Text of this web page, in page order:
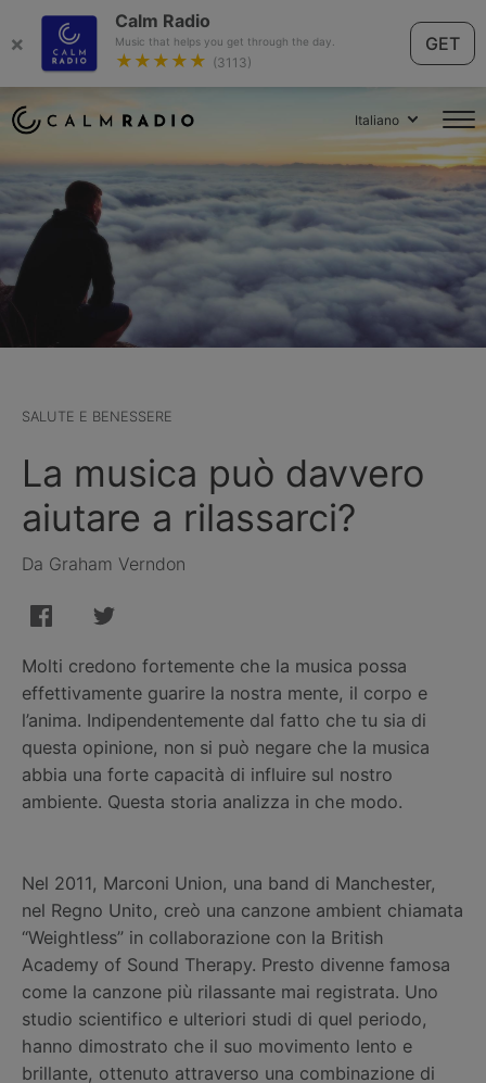
×
Calm Radio
Music that helps you get through the day.
★★★★★ (3113)
GET
Italiano
SALUTE E BENESSERE
La musica può davvero
aiutare a rilassarci?
Da Graham Verndon
Molti credono fortemente che la musica possa
effettivamente guarire la nostra mente, il corpo e
l’anima. Indipendentemente dal fatto che tu sia di
questa opinione, non si può negare che la musica
abbia una forte capacità di influire sul nostro
ambiente. Questa storia analizza in che modo.
Nel 2011, Marconi Union, una band di Manchester,
nel Regno Unito, creò una canzone ambient chiamata
“Weightless” in collaborazione con la British
Academy of Sound Therapy. Presto divenne famosa
come la canzone più rilassante mai registrata. Uno
studio scientifico e ulteriori studi di quel periodo,
hanno dimostrato che il suo movimento lento e
brillante, ottenuto attraverso una combinazione di